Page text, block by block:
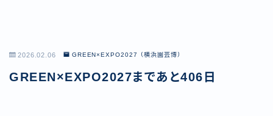
2026.02.06 GREEN×EXPO2027（横浜園芸博）
GREEN×EXPO2027まであと406日